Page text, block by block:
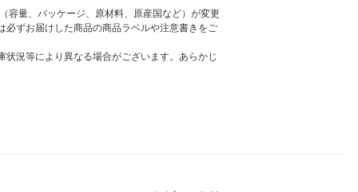
容量、パッケージ、原材料、原産国など）が変更
ずお届けした商品の商品ラベルや注意書きをご
況等により異なる場合がございます。あらかじ